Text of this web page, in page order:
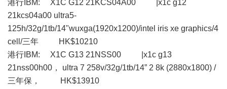
港行IBM: X1C G12 21KCS04A00 |x1c g12
21kcs04a00 ultra5-
125h/32g/1tb/14"wuxga(1920x1200)/intel iris xe graphics/4
cell/三年 HK$10210
港行IBM: X1C G13 21NSS00 |x1c g13
21nss00h00， ultra 7 258v/32g/1tb/14” 2 8k (2880x1800) /
三年保， HK$13910